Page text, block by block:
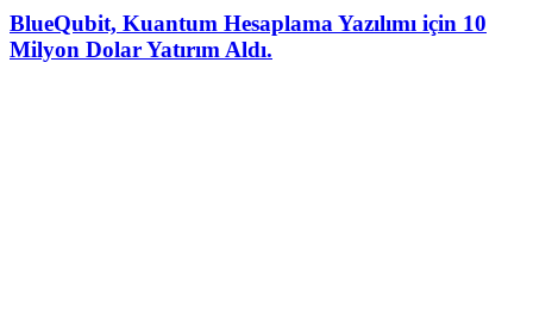
BlueQubit, Kuantum Hesaplama Yazılımı için 10
Milyon Dolar Yatırım Aldı.